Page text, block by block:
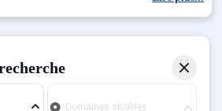
jour de l'an, février. Fermez
Profitez de votre Forfait Ski
les plaisirs de la glisse sur les
Domaines skiables